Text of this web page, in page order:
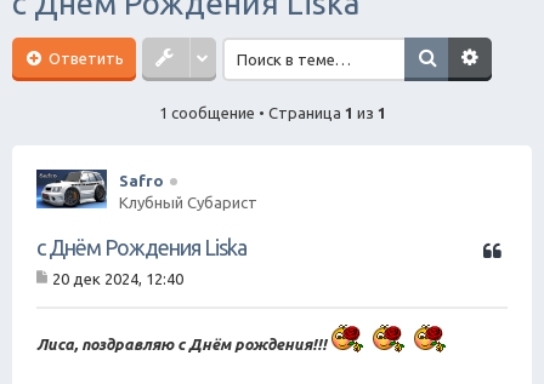
Ответить
1 сообщение • Страница 1 из 1
Safro
Клубный Субарист
Ц
с Днём Рождения Liska
б
20 дек 2024, 12:40
Лиса, поздравляю с Днём рождения!!!